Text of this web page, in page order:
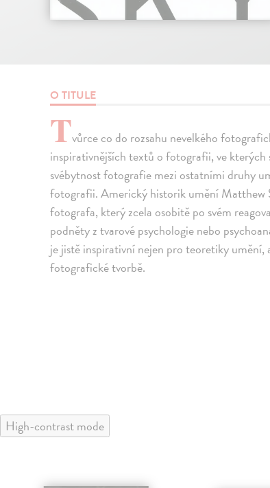
O TITULE
Tvůrce co do rozsahu nevelkého
inspirativnějších textů o fotografii, ve
svébytnost fotografie mezi ostatními druhy
fotografii. Americký historik umění Matthew
fotografa, který zcela osobitě po svém
podněty z tvarové psychologie nebo
je jistě inspirativní nejen pro teoretiky umění,
fotografické tvorbě.
High-contrast mode